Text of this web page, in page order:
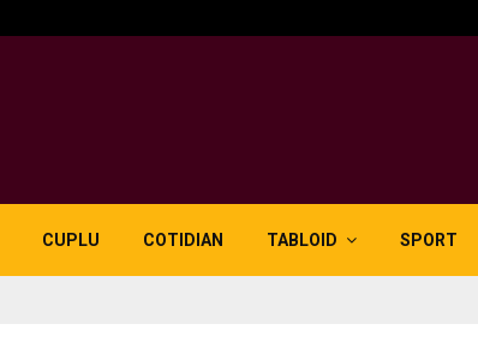
CUPLU COTIDIAN TABLOID SPORT